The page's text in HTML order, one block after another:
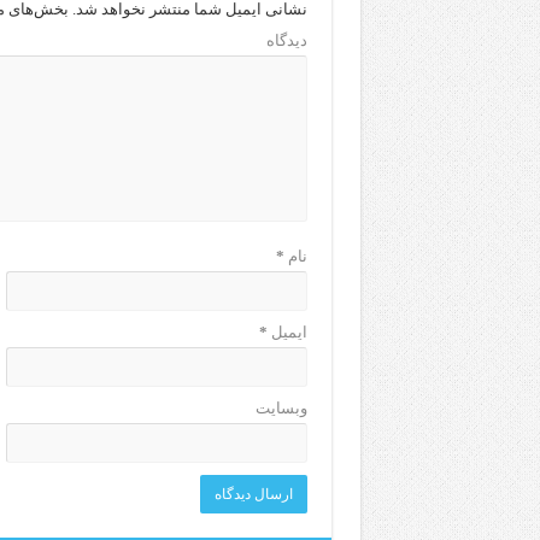
نشانی ایمیل شما منتشر نخواهد شد. بخش‌های
دیدگاه
نام *
ایمیل *
وبسایت